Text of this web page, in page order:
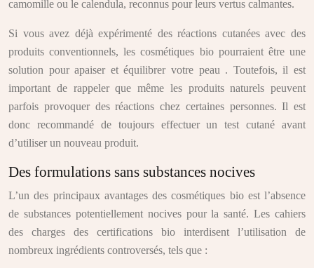
camomille ou le calendula, reconnus pour leurs vertus calmantes.
Si vous avez déjà expérimenté des réactions cutanées avec des
produits conventionnels, les cosmétiques bio pourraient être une
solution pour apaiser et équilibrer votre peau . Toutefois, il est
important de rappeler que même les produits naturels peuvent
parfois provoquer des réactions chez certaines personnes. Il est
donc recommandé de toujours effectuer un test cutané avant
d’utiliser un nouveau produit.
Des formulations sans substances nocives
L’un des principaux avantages des cosmétiques bio est l’absence
de substances potentiellement nocives pour la santé. Les cahiers
des charges des certifications bio interdisent l’utilisation de
nombreux ingrédients controversés, tels que :